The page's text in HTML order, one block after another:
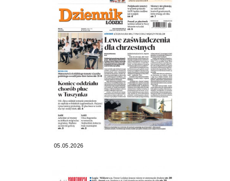
05.05.2026